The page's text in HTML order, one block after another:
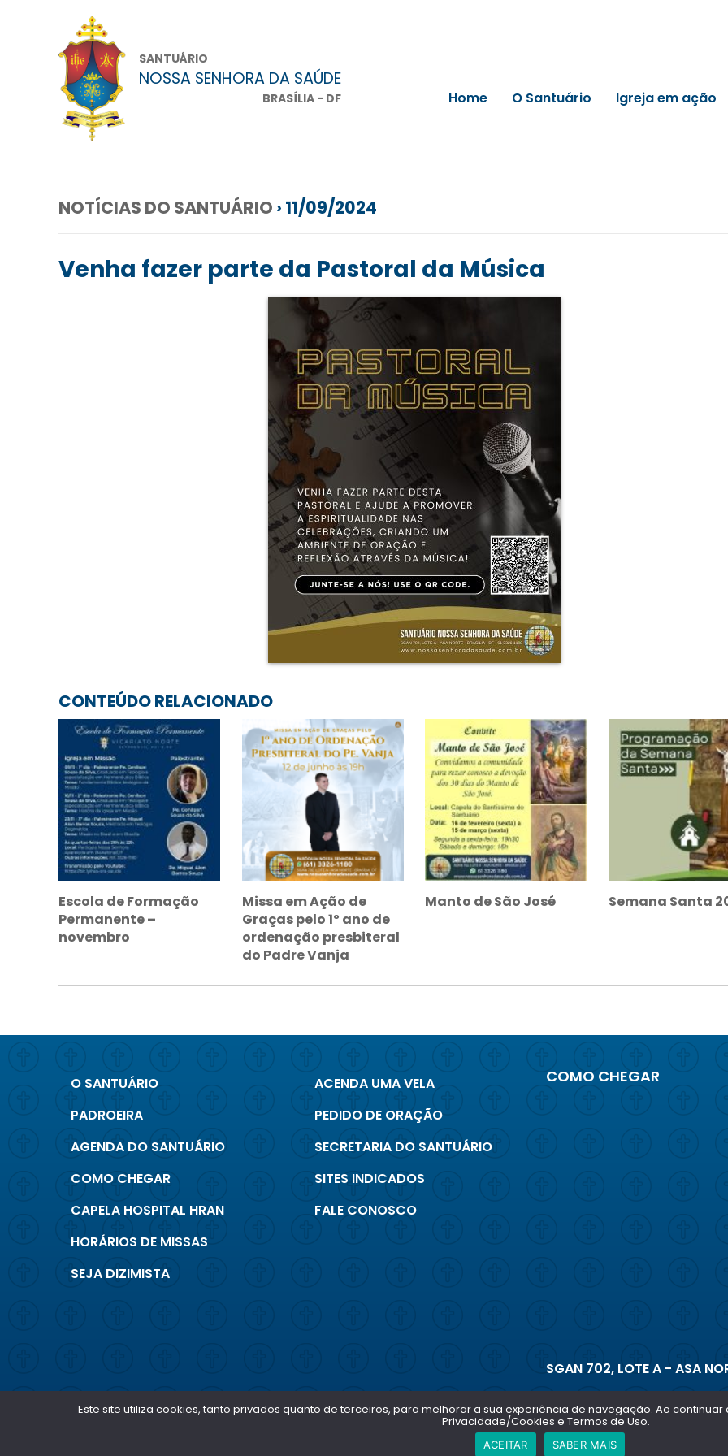
SANTUÁRIO
NOSSA SENHORA DA SAÚDE
BRASÍLIA - DF Home O Santuário Igreja em ação
NOTÍCIAS DO SANTUÁRIO › 11/09/2024
Venha fazer parte da Pastoral da Música
CONTEÚDO RELACIONADO
Escola de Formação
Permanente –
novembro
Missa em Ação de
Graças pelo 1º ano de
ordenação presbiteral
do Padre Vanja
Manto de São José Semana Santa
O SANTUÁRIO
PADROEIRA
AGENDA DO SANTUÁRIO
COMO CHEGAR
CAPELA HOSPITAL HRAN
HORÁRIOS DE MISSAS
SEJA DIZIMISTA
ACENDA UMA VELA
PEDIDO DE ORAÇÃO
SECRETARIA DO SANTUÁRIO
SITES INDICADOS
FALE CONOSCO
COMO CHEGAR
SGAN 702, LOTE A - ASA
Este site utiliza cookies, tanto privados quanto de terceiros, para melhorar a sua experiência de navegação. Ao
Privacidade/Cookies e Termos de Uso.
ACEITAR SABER MAIS